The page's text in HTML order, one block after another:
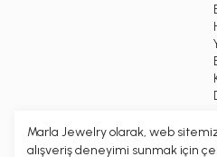
Marla Jewelry olarak, web
alışveriş deneyimi sunmak için